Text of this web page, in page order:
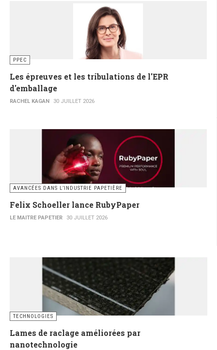
PPEC
Les épreuves et les tribulations de l'EPR
d'emballage
RACHEL KAGAN 30 JUILLET 2026
AVANCÉES DANS L’INDUSTRIE PAPETIÈRE
Felix Schoeller lance RubyPaper
LE MAITRE PAPETIER 30 JUILLET 2026
TECHNOLOGIES
Lames de raclage améliorées par
nanotechnologie